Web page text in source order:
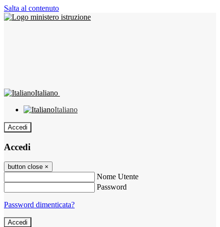
Salta al contenuto
Italiano
Italiano
Accedi
Accedi
button close ×
Nome Utente
Password
Password dimenticata?